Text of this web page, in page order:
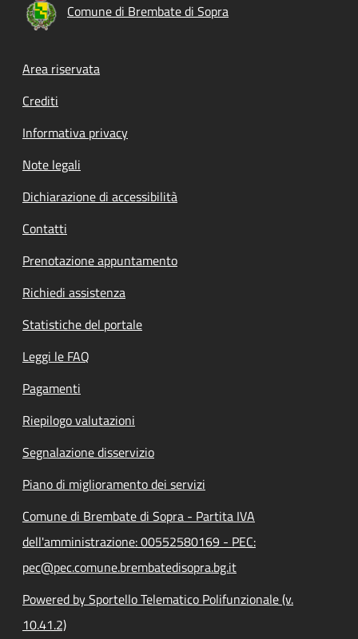
Comune di Brembate di Sopra
Footer menu
Area riservata
Crediti
Informativa privacy
Note legali
Dichiarazione di accessibilità
Contatti
Prenotazione appuntamento
Richiedi assistenza
Statistiche del portale
Leggi le FAQ
Pagamenti
Riepilogo valutazioni
Segnalazione disservizio
Piano di miglioramento dei servizi
Comune di Brembate di Sopra - Partita IVA
dell'amministrazione: 00552580169 - PEC:
pec@pec.comune.brembatedisopra.bg.it
Powered by Sportello Telematico Polifunzionale (v.
10.41.2)